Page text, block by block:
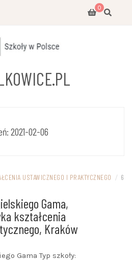
0
2021-02-06
USTAWICZNEGO I PRAKTYCZNEGO / 6
Gama,
kształcenia
Kraków
Gama Typ szkoły: